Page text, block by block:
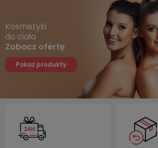
Kosmetyki
do ciała
Zobacz ofertę
Pokaż produkty